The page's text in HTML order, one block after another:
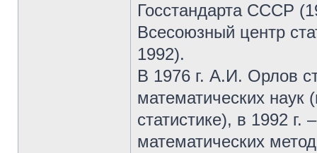
Госстандарта СССР
Всесоюзный центр
1992).
В 1976 г. А.И. Орлов
математических наук
статистике), в 1992
математических